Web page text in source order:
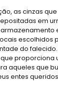
as cinzas
em
escolhidos
do
proporciona
aqueles que
entes